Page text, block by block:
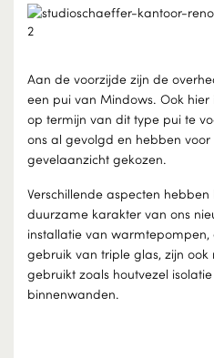
Aan de voorzijde zijn de
een pui van Mindows. Ook
op termijn van dit type pui te
ons al gevolgd en hebben
gevelaanzicht gekozen.
Verschillende aspecten
duurzame karakter van ons
installatie van
gebruik van triple glas, zijn
gebruikt zoals houtvezel
binnenwanden.